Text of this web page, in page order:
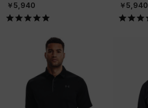
￥5,940 ￥5,940